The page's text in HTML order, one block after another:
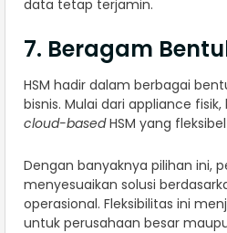
data tetap terjamin.
7. Beragam
HSM hadir dalam berbagai
bisnis. Mulai dari appliance fisik,
cloud-basedHSM yang
Dengan banyaknya pilihan ini,
menyesuaikan solusi
operasional. Fleksibilitas ini
untuk perusahaan besar